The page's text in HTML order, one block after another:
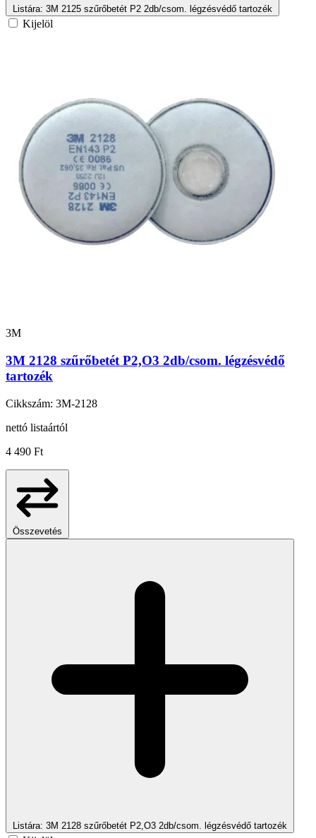
Listára: 3M 2125 szűrőbetét P2 2db/csom. légzésvédő tartozék
Kijelöl
3M
3M 2128 szűrőbetét P2,O3 2db/csom. légzésvédő
tartozék
Cikkszám: 3M-2128
nettó listaártól
4 490 Ft
Összevetés
Listára: 3M 2128 szűrőbetét P2,O3 2db/csom. légzésvédő tartozék